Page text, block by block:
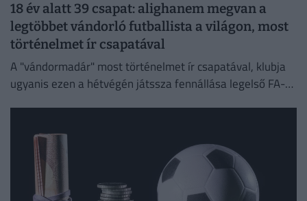
18 év alatt 39 csapat: alighanem megvan a
legtöbbet vándorló futballista a világon, most
történelmet ír csapatával
A "vándormadár" most történelmet ír csapatával, klubja
ugyanis ezen a hétvégén játssza fennállása legelső FA-